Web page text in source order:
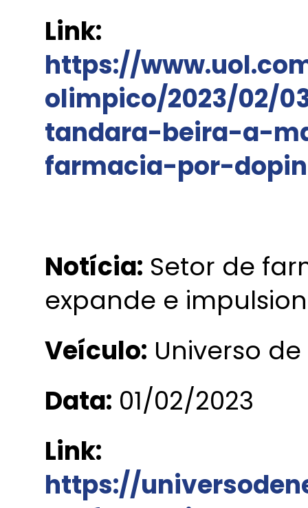
Link:
https://
olimpico/2023/02/
tandara-beira-a-
farmacia-por-
Notícia: Setor de
expande e
Veículo: Universo
Data: 01/02/2023
Link:
https://